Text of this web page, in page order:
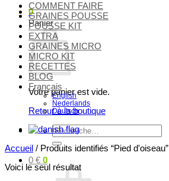
0
Panier
Votre panier est vide.
Retour à la boutique
Recherche
pour :
0 € 0
COMMENT FAIRE
GRAINES POUSSE
POUSSE KIT
EXTRA
GRAINES MICRO
MICRO KIT
RECETTES
BLOG
Français
English
Nederlands
Deutsch
Accueil / Produits identifiés “Pied d'oiseau”
Voici le seul résultat